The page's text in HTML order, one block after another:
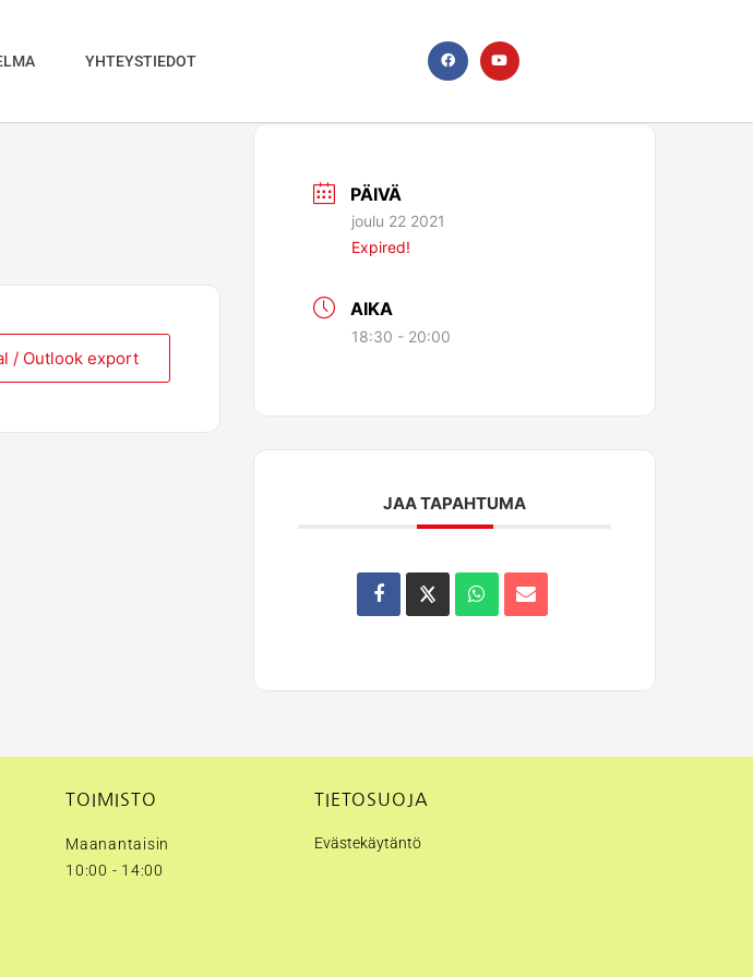
YHTEYSTIEDOT
F
a
Y
o
u
/ Outlook export
PÄIVÄ
joulu 22 2021
Expired!
AIKA
18:30 - 20:00
JAA TAPAHTUMA
TOIMISTO
Maanantaisin
10:00 - 14:00
TIETOSUOJA
Evästekäytäntö